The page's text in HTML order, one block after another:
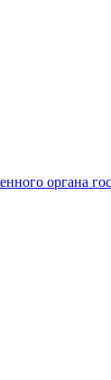
органа